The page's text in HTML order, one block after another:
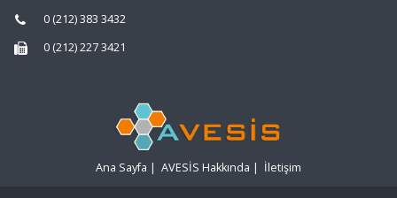
0 (212) 383 3432
0 (212) 227 3421
Ana Sayfa | AVESİS Hakkında | İletişim